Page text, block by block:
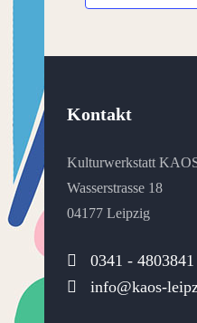
Kontakt
Kulturwerkstatt
Wasserstrasse 18
04177 Leipzig
0341 - 4803841
info@kaos-